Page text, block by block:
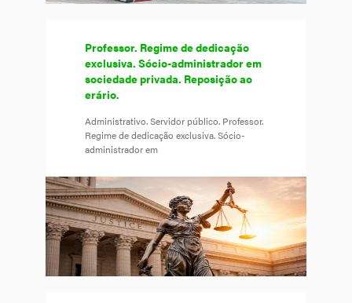
Professor. Regime de dedicação
exclusiva. Sócio-administrador em
sociedade privada. Reposição ao
erário.
Administrativo. Servidor público. Professor.
Regime de dedicação exclusiva. Sócio-
administrador em